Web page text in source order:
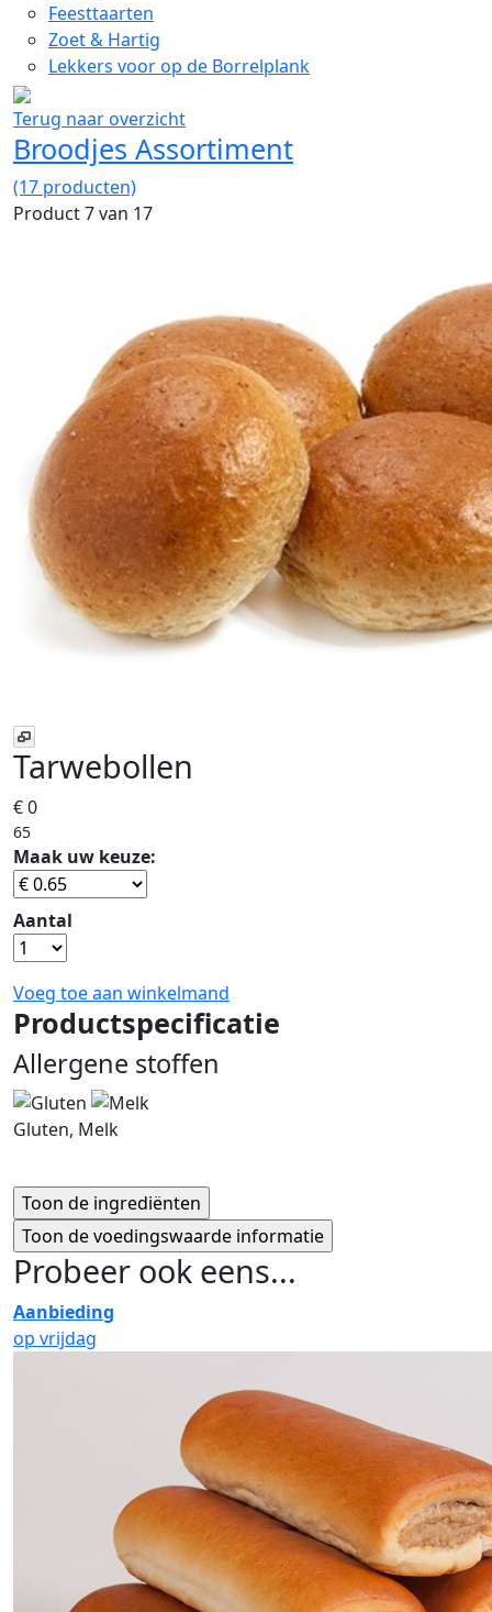
Feesttaarten
Zoet & Hartig
Lekkers voor op de Borrelplank
Terug naar overzicht
Broodjes Assortiment
(17 producten)
Product 7 van 17
Tarwebollen
€ 0
65
Maak uw keuze:
Aantal
Voeg toe aan winkelmand
Productspecificatie
Allergene stoffen
Gluten, Melk
Probeer ook eens...
Aanbieding
op vrijdag